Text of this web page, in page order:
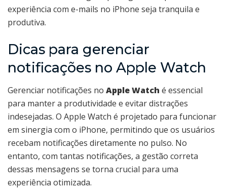
experiência com e-mails no iPhone seja tranquila e
produtiva.
Dicas para gerenciar
notificações no Apple Watch
Gerenciar notificações no Apple Watch é essencial
para manter a produtividade e evitar distrações
indesejadas. O Apple Watch é projetado para funcionar
em sinergia com o iPhone, permitindo que os usuários
recebam notificações diretamente no pulso. No
entanto, com tantas notificações, a gestão correta
dessas mensagens se torna crucial para uma
experiência otimizada.